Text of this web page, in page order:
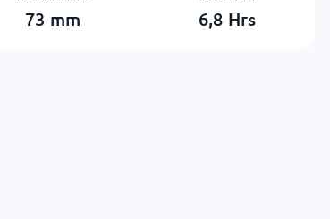
73 mm 6,8 Hrs